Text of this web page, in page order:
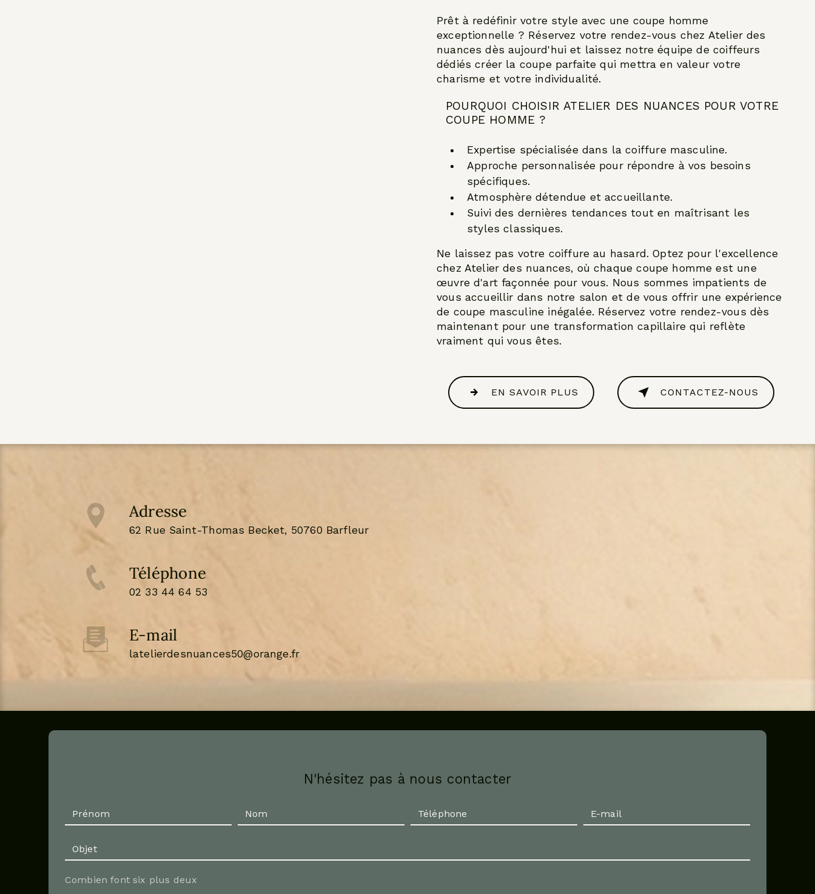
Prêt à redéfinir votre style avec une coupe homme
exceptionnelle ? Réservez votre rendez-vous chez Atelier des
nuances dès aujourd'hui et laissez notre équipe de coiffeurs
dédiés créer la coupe parfaite qui mettra en valeur votre
charisme et votre individualité.
POURQUOI CHOISIR ATELIER DES NUANCES POUR VOTRE
COUPE HOMME ?
Expertise spécialisée dans la coiffure masculine.
Approche personnalisée pour répondre à vos besoins
spécifiques.
Atmosphère détendue et accueillante.
Suivi des dernières tendances tout en maîtrisant les
styles classiques.
Ne laissez pas votre coiffure au hasard. Optez pour l'excellence
chez Atelier des nuances, où chaque coupe homme est une
œuvre d'art façonnée pour vous. Nous sommes impatients de
vous accueillir dans notre salon et de vous offrir une expérience
de coupe masculine inégalée. Réservez votre rendez-vous dès
maintenant pour une transformation capillaire qui reflète
vraiment qui vous êtes.
EN SAVOIR PLUS CONTACTEZ-NOUS
Adresse
62 Rue Saint-Thomas Becket, 50760 Barfleur
Téléphone
02 33 44 64 53
E-mail
latelierdesnuances50@orange.fr
N'hésitez pas à nous contacter
Combien font six plus deux